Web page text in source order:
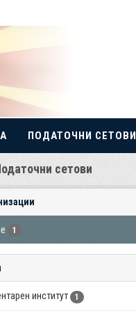
ПОДАТОЧНИ СЕТОВИ
сетови
1
институт 1